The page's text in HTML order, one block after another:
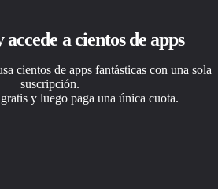
accede a cientos de apps
cientos de apps fantásticas con una sola
suscripción.
y luego paga una única cuota.